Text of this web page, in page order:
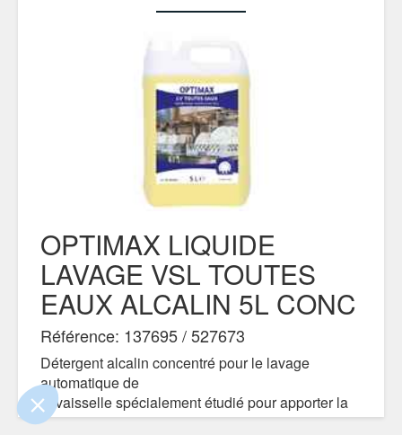
le contenu de ce site vous intéresse
on aimerait bien vous accompagner
certifiés par
Je choisis OK pour moi
OPTIMAX LIQUIDE
LAVAGE VSL TOUTES
EAUX ALCALIN 5L CONC
Référence: 137695 / 527673
Détergent alcalin concentré pour le lavage
automatique de
la vaisselle spécialement étudié pour apporter la
meilleure action détergente en eau dure.